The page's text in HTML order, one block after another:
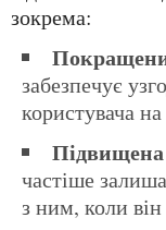
зокрема:
забезпечує
користувача
частіше
з ним, коли